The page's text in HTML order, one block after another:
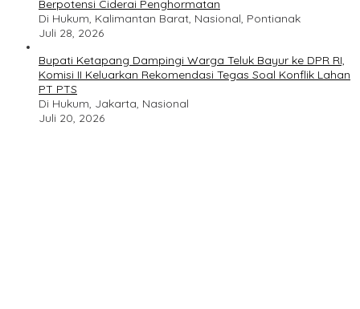
Berpotensi Ciderai Penghormatan
Di Hukum, Kalimantan Barat, Nasional, Pontianak
Juli 28, 2026
Bupati Ketapang Dampingi Warga Teluk Bayur ke DPR RI,
Komisi II Keluarkan Rekomendasi Tegas Soal Konflik Lahan
PT PTS
Di Hukum, Jakarta, Nasional
Juli 20, 2026